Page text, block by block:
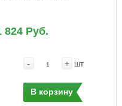
824 Руб.
- + шт
В корзину